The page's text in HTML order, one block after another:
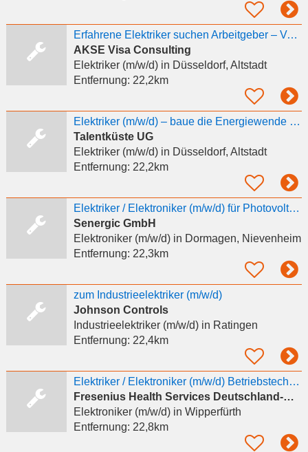
Erfahrene Elektriker suchen Arbeitgeber – Vermittlung kostenlos!
AKSE Visa Consulting
Elektriker (m/w/d)in Düsseldorf, Altstadt
Entfernung: 22,2km
Elektriker (m/w/d) – baue die Energiewende mit auf
Talentküste UG
Elektriker (m/w/d)in Düsseldorf, Altstadt
Entfernung: 22,2km
Elektriker / Elektroniker (m/w/d) für Photovoltaik
Senergic GmbH
Elektroniker (m/w/d)in Dormagen, Nievenheim
Entfernung: 22,3km
zum Industrieelektriker (m/w/d)
Johnson Controls
Industrieelektriker (m/w/d)in Ratingen
Entfernung: 22,4km
Elektriker / Elektroniker (m/w/d) Betriebstechnik
Fresenius Health Services Deutschland-Betriebstechnik Süd-West GmbH
Elektroniker (m/w/d)in Wipperfürth
Entfernung: 22,8km